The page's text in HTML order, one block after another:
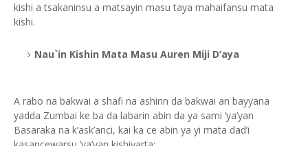
kishi a tsakaninsu a matsayin masu taya mahaifansu mata
kishi.
Nau`in Kishin Mata Masu Auren Miji D’aya
A rabo na bakwai a shafi na ashirin da bakwai an bayyana
yadda Zumbai ke ba da labarin abin da ya sami ‘ya’yan
Basaraka na k’ask’anci, kai ka ce abin ya yi mata dad’i